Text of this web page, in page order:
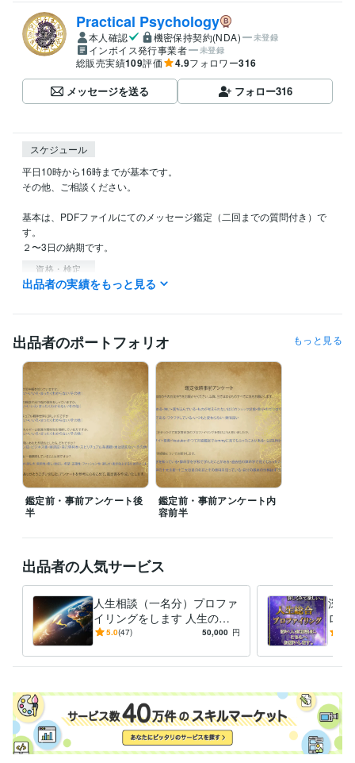
Practical Psychology
本人確認 機密保持契約(NDA) 未登録
インボイス発行事業者 未登録
総販売実績109評価 4.9フォロワー316
メッセージを送る フォロー316
スケジュール
平日10時から16時までが基本です。
その他、ご相談ください。
基本は、PDFファイルにてのメッセージ鑑定（二回までの質問付き）で
す。
２〜3日の納期です。
資格・検定
職業訓練指導員 取得年 : 2010年
得意分野
英語 日常会話レベル
出品者の実績をもっと見る
出品者のポートフォリオ もっと見る
鑑定前・事前アンケート後
半
鑑定前・事前アンケート内
容前半
出品者の人気サービス
人生相談（一名分）プロファ
イリングをします 人生の迷
い・モヤモヤ解消をお手伝い
5.0(47) 50,000 円
深い
ロフ
番ご
す。